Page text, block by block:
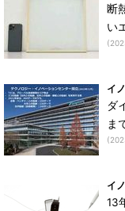
断
い
イ
ダ
ま
イ
13